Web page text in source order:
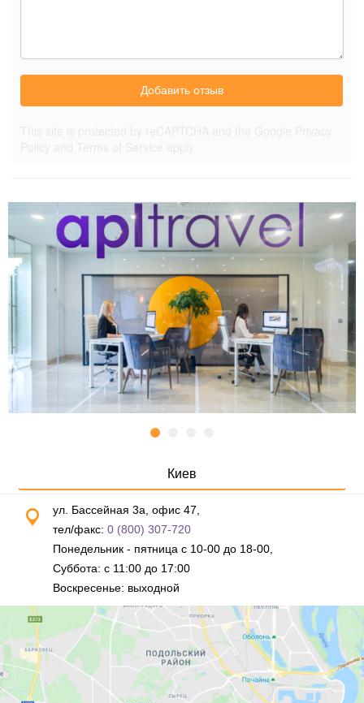
Добавить отзыв
Киев
ул. Бассейная 3а, офис 47,
тел/факс: 0 (800) 307-720
Понедельник - пятница с 10-00 до 18-00,
Суббота: с 11:00 до 17:00
Воскресенье: выходной